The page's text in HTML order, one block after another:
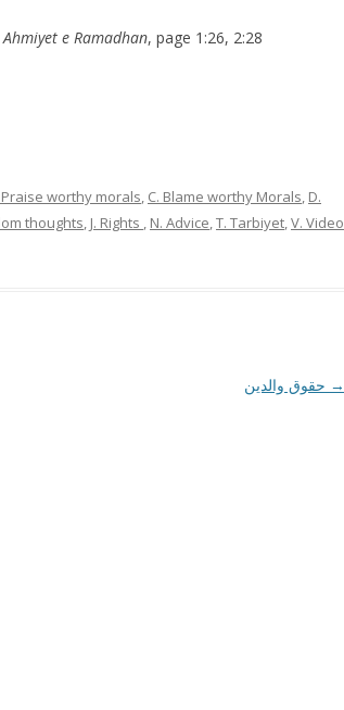
Ahmiyet e Ramadhan, page 1:26, 2:28
Praise worthy morals, C. Blame worthy Morals, D.
thoughts, J. Rights , N. Advice,T. Tarbiyet,V. Video
→